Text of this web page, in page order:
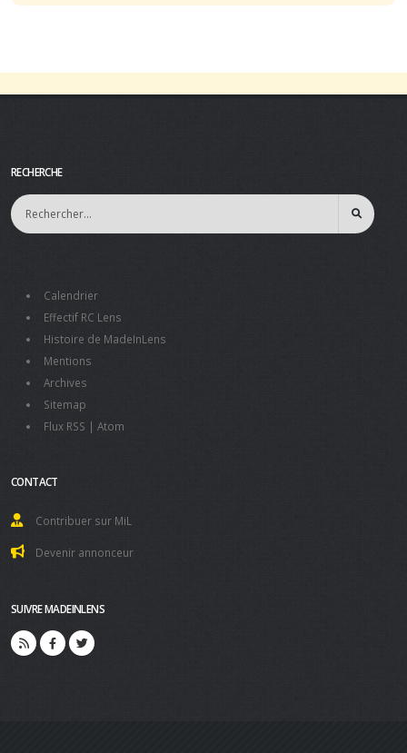
RECHERCHE
Calendrier
Effectif RC Lens
Histoire de MadeInLens
Mentions
Archives
Sitemap
Flux RSS | Atom
CONTACT
Contribuer sur MiL
Devenir annonceur
SUIVRE MADEINLENS